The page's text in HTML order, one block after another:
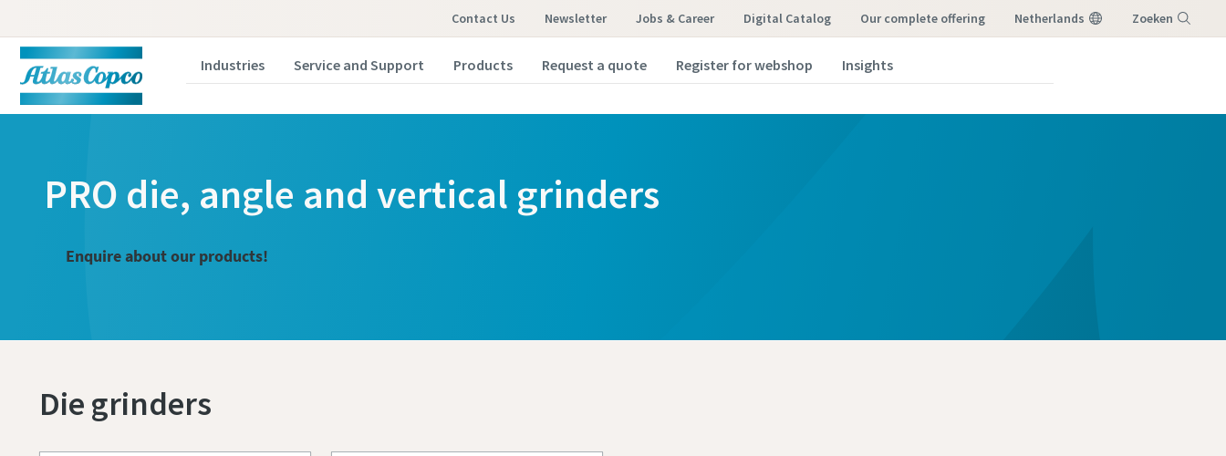
Contact Us Newsletter Jobs & Career Digital Catalog our complete offering Netherlands Zoeken
Industries Service and Support Products Request a quote Register for webshop Insights
PRO die, angle and vertical grinders
Enquire about our products!
Die grinders